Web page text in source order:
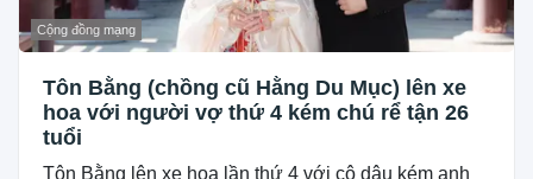
Cộng đồng mạng
Tôn Bằng (chồng cũ Hằng Du Mục) lên xe
hoa với người vợ thứ 4 kém chú rể tận 26
tuổi
Tôn Bằng lên xe hoa lần thứ 4 với cô dâu kém anh